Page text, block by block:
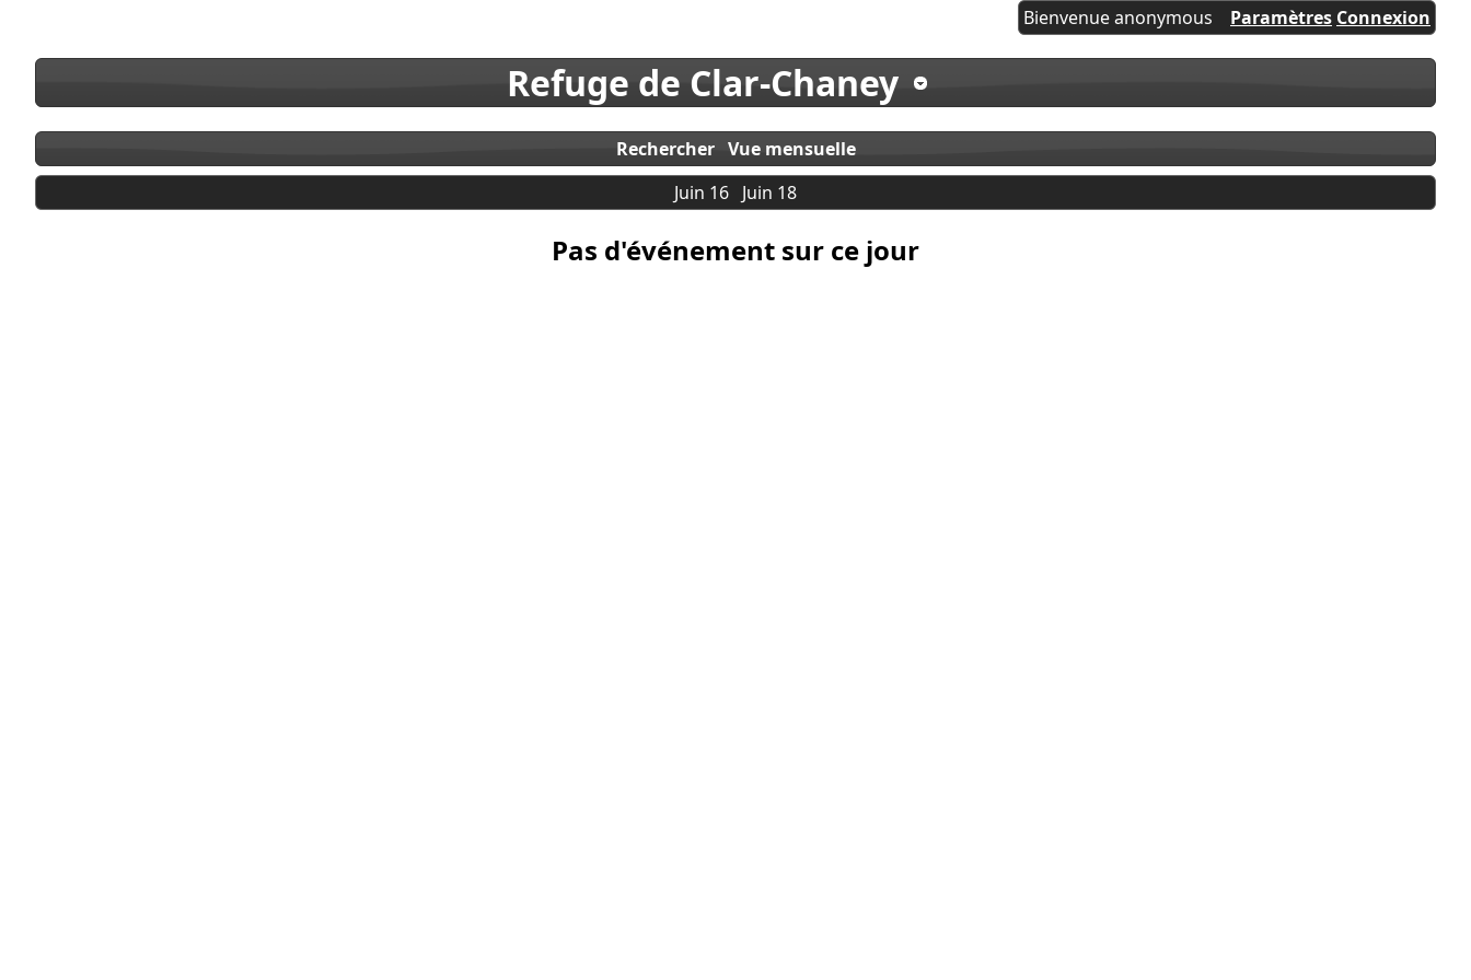
Bienvenue anonymous Paramètres Connexion
Refuge de Clar-Chaney
Rechercher Vue mensuelle
Juin 16 Juin 18
Pas d'événement sur ce jour